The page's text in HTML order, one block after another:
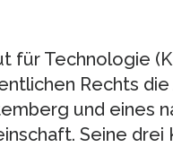
für Technologie
Rechts
und eines
Seine drei